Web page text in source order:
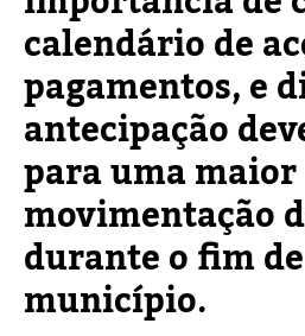
calendário de
pagamentos, e
antecipação
para uma maior
movimentação
durante o fim
município.